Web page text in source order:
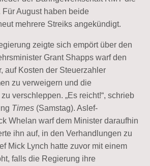
August haben beide
mehrere Streiks angekündigt.
zeigte sich empört über den
Grant Shapps warf den
auf Kosten der Steuerzahler
zu verweigern und die
verschleppen. „Es reicht!“, schrieb
Times (Samstag). Aslef-
Whelan warf dem Minister daraufhin
ihn auf, in den Verhandlungen zu
Mick Lynch hatte zuvor mit einem
falls die Regierung ihre